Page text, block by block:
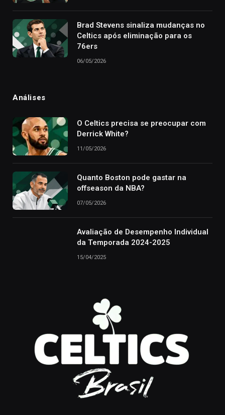
Brad Stevens sinaliza mudanças no
Celtics após eliminação para os
76ers
06/05/2026
Análises
O Celtics precisa se preocupar com
Derrick White?
11/05/2026
Quanto Boston pode gastar na
offseason da NBA?
07/05/2026
Avaliação de Desempenho Individual
da Temporada 2024-2025
15/04/2025